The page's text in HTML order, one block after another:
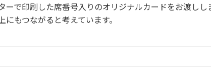
ーで印刷した席番号入りのオリジナルカードをお渡し
もつながると考えています。